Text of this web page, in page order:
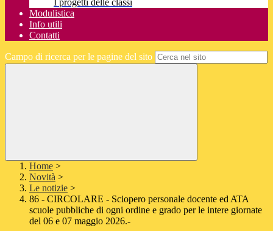
I progetti delle classi
Modulistica
Info utili
Contatti
Campo di ricerca per le pagine del sito
Home >
Novità >
Le notizie >
86 - CIRCOLARE - Sciopero personale docente ed ATA
scuole pubbliche di ogni ordine e grado per le intere giornate
del 06 e 07 maggio 2026.-